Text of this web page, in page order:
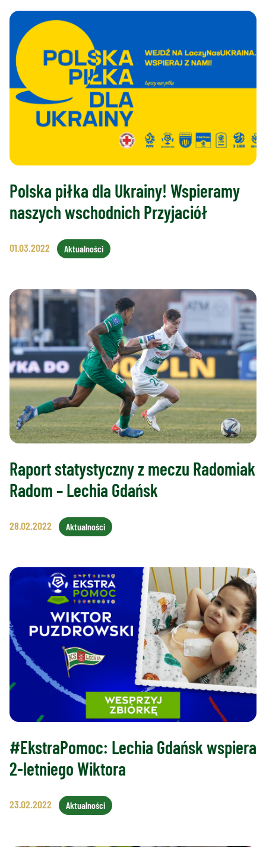
Polska piłka dla Ukrainy! Wspieramy
naszych wschodnich Przyjaciół
01.03.2022 Aktualności
Raport statystyczny z meczu Radomiak
Radom – Lechia Gdańsk
28.02.2022 Aktualności
#EkstraPomoc: Lechia Gdańsk wspiera
2-letniego Wiktora
23.02.2022 Aktualności